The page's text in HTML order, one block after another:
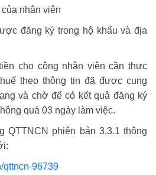
nhân viên
đăng ký trong hộ khẩu và địa
cho công nhân viên cần thực
theo thông tin đã được cung
và chờ để có kết quả đăng ký
quá 03 ngày làm việc.
QTTNCN phiên bản 3.3.1 thông
qttncn-96739